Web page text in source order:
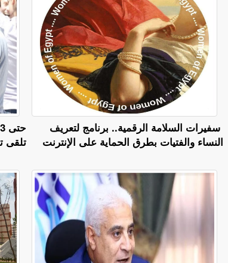
تلقى
سفيرات السلامة الرقمية.. برنامج لتعريف
النساء والفتيات بطرق الحماية على الإنترنت